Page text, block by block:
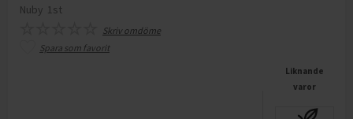
Nuby 1st
Skriv omdöme
Spara som favorit
Liknande
varor